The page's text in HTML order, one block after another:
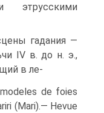
этрусскими
гадания —
IV в. до н. э.,
в ле-
de foies
(Mari).— Hevue